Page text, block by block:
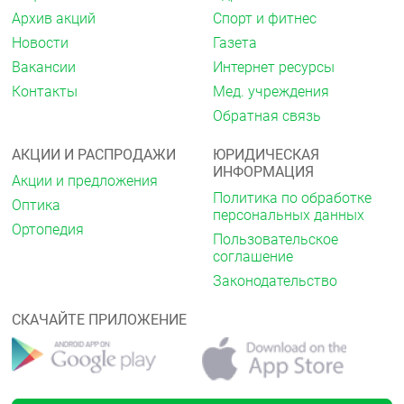
нормальной функцией желудочно-кишечного
тракта в случае погрешностей в питании, а также
при нарушениях жевательной функции,
вынужденной длительной иммобилизации,
малоподвижном образе жизни.
Подготовка к рентгенологическому и
полости.
Противопоказания
повышенная чувствительность к компонентам
препарата
острый панкреатит, обострение хронического
печеночная недостаточность, печеночная
гепатит
механическая желтуха, желчнокаменная
болезнь
эмпиема желчного пузыря, кишечная
непроходимость
Архив акций
Новости
Вакансии
Контакты
Спорт и фитнес
Газета
Интернет ресурсы
Мед. учреждения
Обратная связь
АКЦИИ И РАСПРОДАЖИ
Акции и предложения
Оптика
Ортопедия
ЮРИДИЧЕСКАЯ
ИНФОРМАЦИЯ
Политика по обработке
персональных данных
Пользовательское
соглашение
Законодательство
СКАЧАЙТЕ ПРИЛОЖЕНИЕ